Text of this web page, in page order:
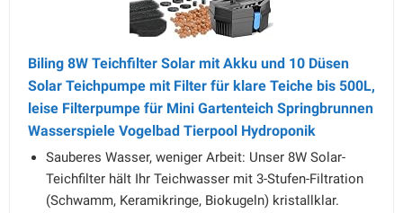
Biling 8W Teichfilter Solar mit Akku und 10 Düsen
Solar Teichpumpe mit Filter für klare Teiche bis 500L,
leise Filterpumpe für Mini Gartenteich Springbrunnen
Wasserspiele Vogelbad Tierpool Hydroponik
Sauberes Wasser, weniger Arbeit: Unser 8W Solar-
Teichfilter hält Ihr Teichwasser mit 3-Stufen-Filtration
(Schwamm, Keramikringe, Biokugeln) kristallklar.